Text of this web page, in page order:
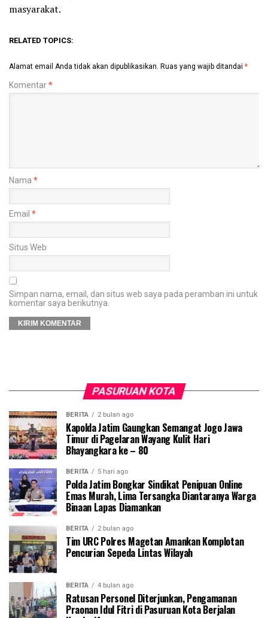
masyarakat.
RELATED TOPICS:
Alamat email Anda tidak akan dipublikasikan. Ruas yang wajib ditandai *
Komentar*
Nama *
Email *
Situs Web
Simpan nama, email, dan situs web saya pada peramban ini untuk
komentar saya berikutnya.
PASURUAN KOTA
BERITA 2 bulan ago
Kapolda Jatim Gaungkan Semangat Jogo Jawa
Timur di Pagelaran Wayang Kulit Hari
Bhayangkara ke – 80
BERITA 5 hari ago
Polda Jatim Bongkar Sindikat Penipuan Online
Emas Murah, Lima Tersangka Diantaranya Warga
Binaan Lapas Diamankan
BERITA 2 bulan ago
Tim URC Polres Magetan Amankan Komplotan
Pencurian Sepeda Lintas Wilayah
BERITA 4 bulan ago
Ratusan Personel Diterjunkan, Pengamanan
Praonan Idul Fitri di Pasuruan Kota Berjalan